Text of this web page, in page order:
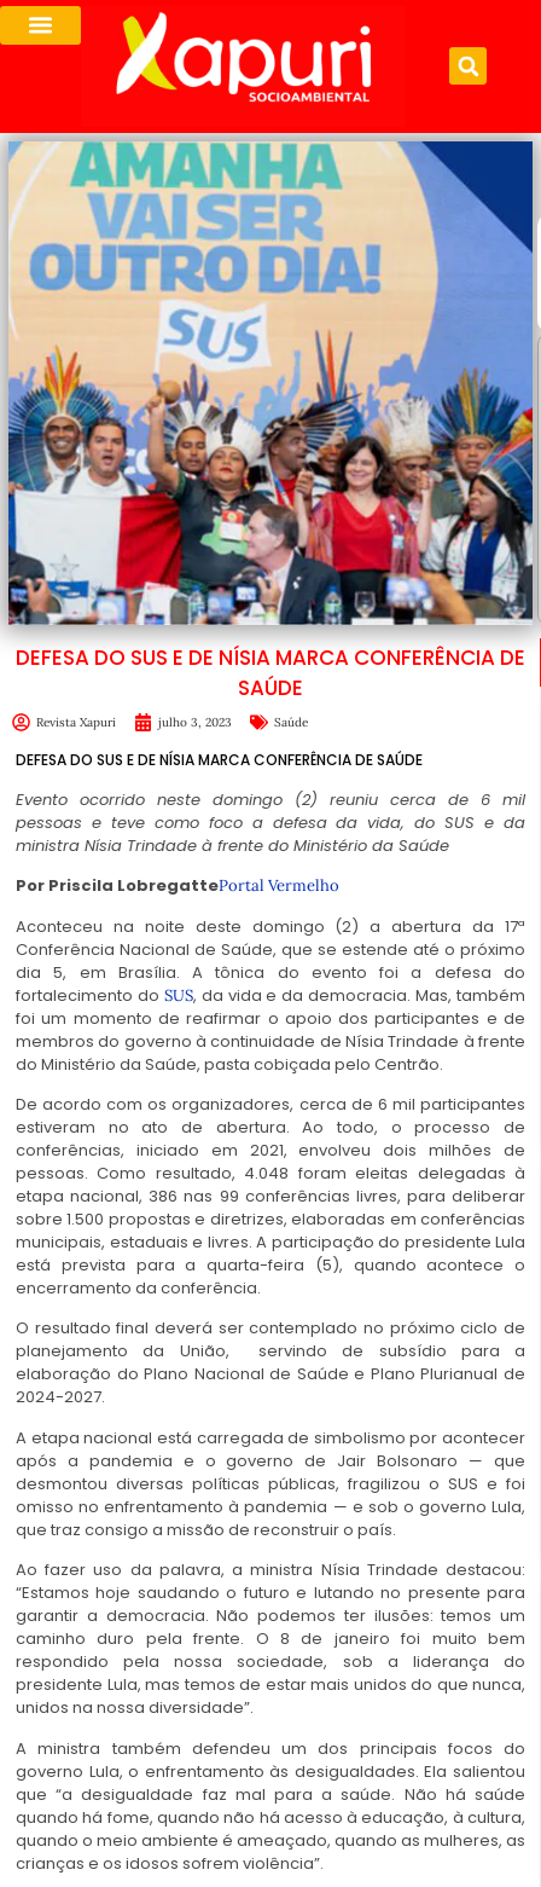
DEFESA DO SUS E DE NÍSIA MARCA CONFERÊNCIA DE
SAÚDE
Revista Xapuri julho 3, 2023 Saúde
DEFESA DO SUS E DE NÍSIA MARCA CONFERÊNCIA DE SAÚDE
Evento ocorrido neste domingo (2) reuniu cerca de 6 mil
pessoas e teve como foco a defesa da vida, do SUS e da
ministra Nísia Trindade à frente do Ministério da Saúde
Por Priscila LobregattePortal Vermelho
Aconteceu na noite deste domingo (2) a abertura da 17ª
Conferência Nacional de Saúde, que se estende até o próximo
dia 5, em Brasília. A tônica do evento foi a defesa do
fortalecimento do SUS, da vida e da democracia. Mas, também
foi um momento de reafirmar o apoio dos participantes e de
membros do governo à continuidade de Nísia Trindade à frente
do Ministério da Saúde, pasta cobiçada pelo Centrão.
De acordo com os organizadores, cerca de 6 mil participantes
estiveram no ato de abertura. Ao todo, o processo de
conferências, iniciado em 2021, envolveu dois milhões de
pessoas. Como resultado, 4.048 foram eleitas delegadas à
etapa nacional, 386 nas 99 conferências livres, para deliberar
sobre 1.500 propostas e diretrizes, elaboradas em conferências
municipais, estaduais e livres. A participação do presidente Lula
está prevista para a quarta-feira (5), quando acontece o
encerramento da conferência.
O resultado final deverá ser contemplado no próximo ciclo de
planejamento da União, servindo de subsídio para a
elaboração do Plano Nacional de Saúde e Plano Plurianual de
2024-2027.
A etapa nacional está carregada de simbolismo por acontecer
após a pandemia e o governo de Jair Bolsonaro — que
desmontou diversas políticas públicas, fragilizou o SUS e foi
omisso no enfrentamento à pandemia — e sob o governo Lula,
que traz consigo a missão de reconstruir o país.
Ao fazer uso da palavra, a ministra Nísia Trindade destacou:
“Estamos hoje saudando o futuro e lutando no presente para
garantir a democracia. Não podemos ter ilusões: temos um
caminho duro pela frente. O 8 de janeiro foi muito bem
respondido pela nossa sociedade, sob a liderança do
presidente Lula, mas temos de estar mais unidos do que nunca,
unidos na nossa diversidade”.
A ministra também defendeu um dos principais focos do
governo Lula, o enfrentamento às desigualdades. Ela salientou
que “a desigualdade faz mal para a saúde. Não há saúde
quando há fome, quando não há acesso à educação, à cultura,
quando o meio ambiente é ameaçado, quando as mulheres, as
crianças e os idosos sofrem violência”.